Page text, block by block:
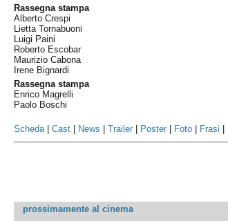
Rassegna stampa
Alberto Crespi
Lietta Tornabuoni
Luigi Paini
Roberto Escobar
Maurizio Cabona
Irene Bignardi
Rassegna stampa
Enrico Magrelli
Paolo Boschi
Scheda|Cast News |Trailer Poster Foto Frasi
prossimamente al cinema